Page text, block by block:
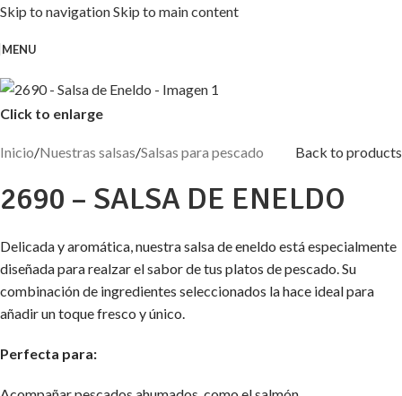
Skip to navigationSkip to main content
MENU
Click to enlarge
Inicio/Nuestras salsas/Salsas para pescado Back to products
2690 – SALSA DE ENELDO
Delicada y aromática, nuestra salsa de eneldo está especialmente
diseñada para realzar el sabor de tus platos de pescado. Su
combinación de ingredientes seleccionados la hace ideal para
añadir un toque fresco y único.
Perfecta para: